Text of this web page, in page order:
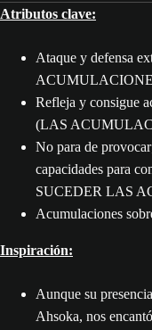
Atributos clave:
Ataque y defensa
Refleja y consigue
(LAS
No para de
capacidades para
SUCEDER LAS
Acumulaciones
Inspiración:
Aunque su
Ahsoka, nos